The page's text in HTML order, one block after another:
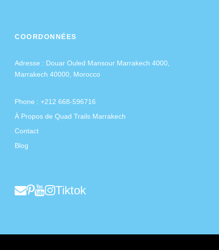
COORDONNÉES
Adresse : Douar Ouled Mansour Marrakech 4000,
Marrakech 40000, Morocco
Phone : +212 668-596716
À Propos de Quad Trails Marrakech
Contact
Blog
Tiktok